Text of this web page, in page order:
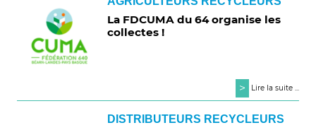
La FDCUMA du 64 organise les
collectes !
> Lire la suite ...
DISTRIBUTEURS RECYCLEURS